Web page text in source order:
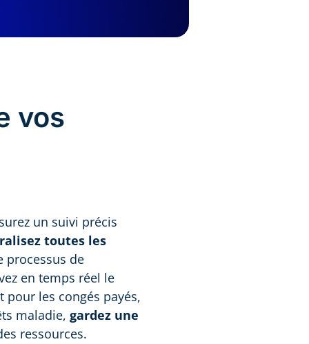
vos
un suivi précis
toutes les
processus de
en temps réel le
pour les congés payés,
maladie, gardez une
ressources.